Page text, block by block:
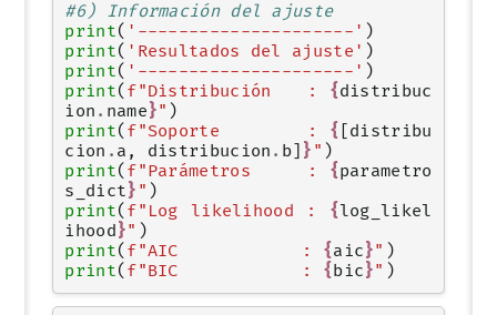
#6) Información del ajuste
print( '---------------------' )
print( 'Resultados del ajuste' )
print( '---------------------' )
print( f"Distribución   : {distribuc
ion . name}" )
print( f"Soporte        : { distribu
cion . a , distribucion . b } " )
print( f"Parámetros     : {parametro
s_dict} " )
print( f"Log likelihood : {log_likel
ihood}" )
print( f"AIC            : {aic}" )
print( f"BIC            : {bic}" )